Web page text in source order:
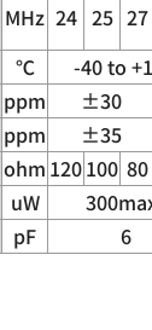
MHz 24 25 27
℃
-40 to
ppm ±30
ppm ±35
ohm 120100 80
uW
pF 6